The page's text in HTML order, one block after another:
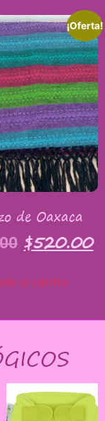
¡Oferta!
de Oaxaca
$520.00
al carrito